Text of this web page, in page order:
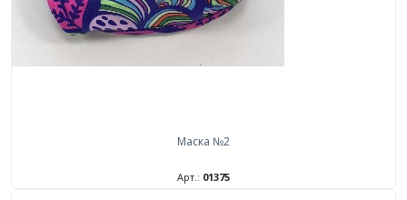
Маска №2
Арт.: 01375